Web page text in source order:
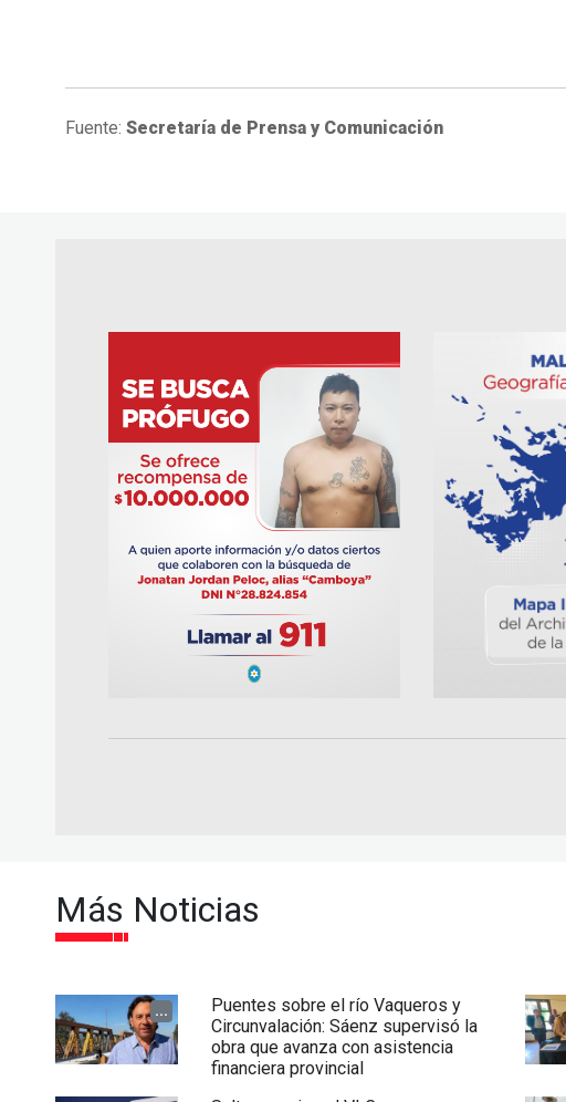
Fuente: Secretaría de Prensa y Comunicación
Más Noticias
...
Puentes sobre el río Vaqueros y
Circunvalación: Sáenz supervisó la
obra que avanza con asistencia
financiera provincial